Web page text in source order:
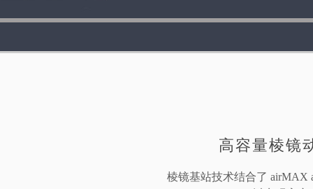
高容量棱镜
棱镜基站技术结合了 airMAX